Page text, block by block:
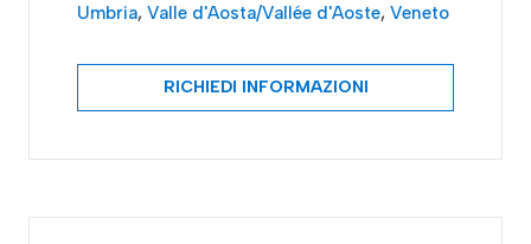
Umbria, Valle d'Aosta/Vallée d'Aoste, Veneto
RICHIEDI INFORMAZIONI